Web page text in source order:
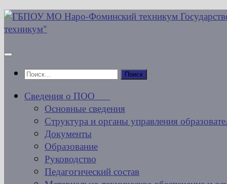
Перейти
к
Найти:
Сведения о ПОО
Основные сведения
Структура и органы управления
Документы
Образование
Руководство
Педагогический состав